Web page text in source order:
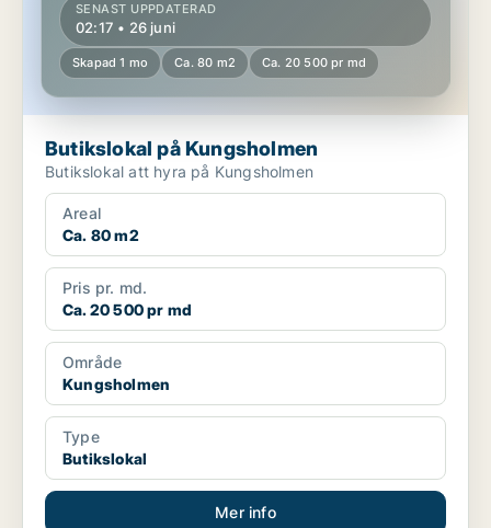
SENAST UPPDATERAD
02:17 • 26 juni
Skapad 1 mo Ca. 80 m2 Ca. 20 500 pr md
Butikslokal på Kungsholmen
Butikslokal att hyra på Kungsholmen
Areal
Ca. 80 m2
Pris pr. md.
Ca. 20 500 pr md
Område
Kungsholmen
Type
Butikslokal
Mer info